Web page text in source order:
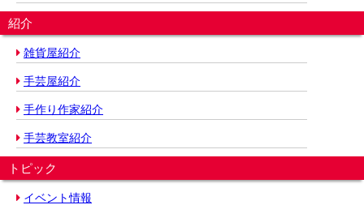
紹介
雑貨屋紹介
手芸屋紹介
手作り作家紹介
手芸教室紹介
トピック
イベント情報